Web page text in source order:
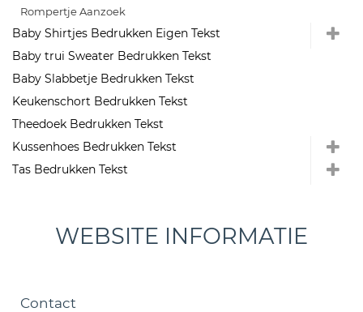
Rompertje Aanzoek
Baby Shirtjes Bedrukken Eigen Tekst
Baby trui Sweater Bedrukken Tekst
Baby Slabbetje Bedrukken Tekst
Keukenschort Bedrukken Tekst
Theedoek Bedrukken Tekst
Kussenhoes Bedrukken Tekst
Tas Bedrukken Tekst
WEBSITE INFORMATIE
Contact